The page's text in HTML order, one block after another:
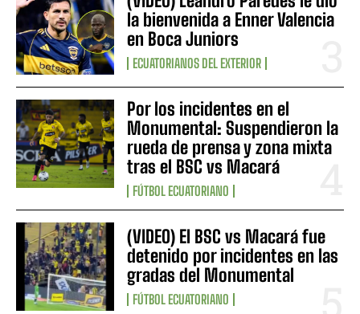
la bienvenida a Enner Valencia
en Boca Juniors
ECUATORIANOS DEL EXTERIOR
Por los incidentes en el
Monumental: Suspendieron la
rueda de prensa y zona mixta
tras el BSC vs Macará
FÚTBOL ECUATORIANO
(VIDEO) El BSC vs Macará fue
detenido por incidentes en las
gradas del Monumental
FÚTBOL ECUATORIANO